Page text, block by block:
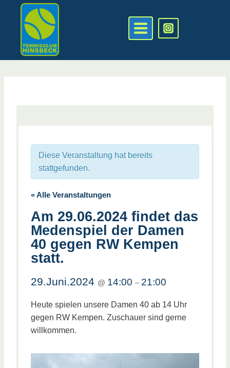
springen
Diese Veranstaltung hat bereits
stattgefunden.
« Alle Veranstaltungen
Am 29.06.2024 findet das
Medenspiel der Damen
40 gegen RW Kempen
statt.
29.Juni.2024 @ 14:00 – 21:00
Heute spielen unsere Damen 40 ab 14 Uhr
gegen RW Kempen. Zuschauer sind gerne
willkommen.